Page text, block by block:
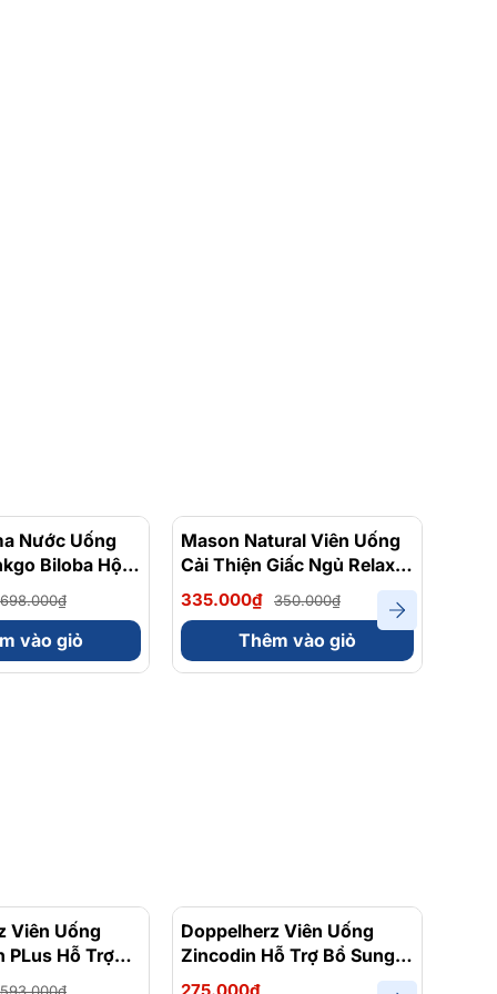
- 15%
Nước Uống
Biloba Hộp
698.000₫
vào giỏ
- 4%
Mason Natural Viên Uống
Cải Thiện Giấc Ngủ Relax &
Sleep 90 Viên
335.000₫ 350.000₫
Thêm vào giỏ
- 3%
Viên Uống
PLus Hỗ Trợ
Sức Khỏe
Doppelherz Viên Uống
Zincodin Hỗ Trợ Bổ Sung
Kẽm, Tăng Cường Sức Đề